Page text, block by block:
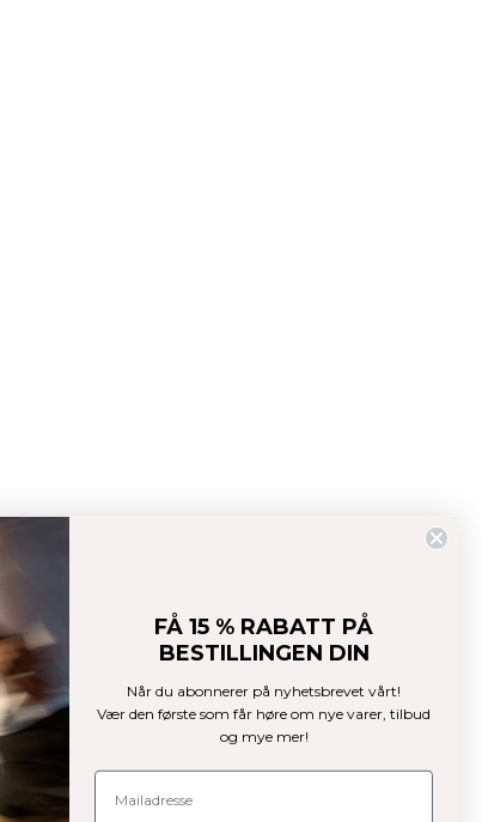
Tights Metal Blue Melange
Collection
yoga-leggings med høy midje.
FÅ 15 % RABATT PÅ
BESTILLINGEN DIN
Når du abonnerer på nyhetsbrevet vårt!
Vær den første som får høre om nye varer, tilbud
og mye mer!